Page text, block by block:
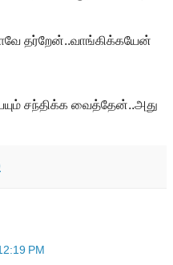
தர்றேன்..வாங்கிக்கயேன்
சந்திக்க வைத்தேன்..அது
PM